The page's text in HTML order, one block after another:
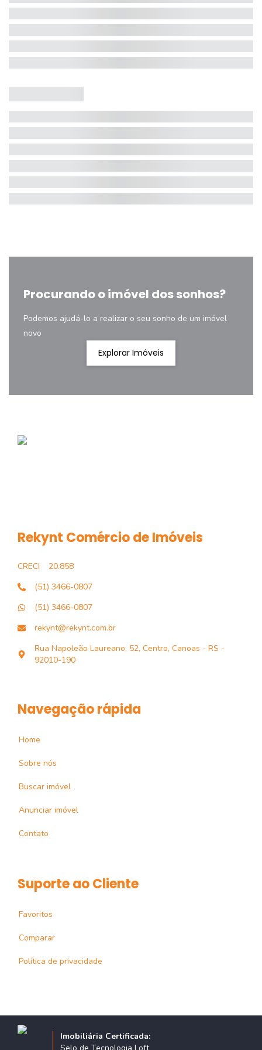
Procurando o imóvel dos sonhos?
Podemos ajudá-lo a realizar o seu sonho de um imóvel
novo
Explorar Imóveis
Rekynt Comércio de Imóveis
CRECI
20.858
(51) 3466-0807
(51) 3466-0807
rekynt@rekynt.com.br
Rua Napoleão Laureano, 52, Centro, Canoas - RS -
92010-190
Navegação rápida
Home
Sobre nós
Buscar imóvel
Anunciar imóvel
Contato
Suporte ao Cliente
Favoritos
Comparar
Política de privacidade
Imobiliária Certificada: